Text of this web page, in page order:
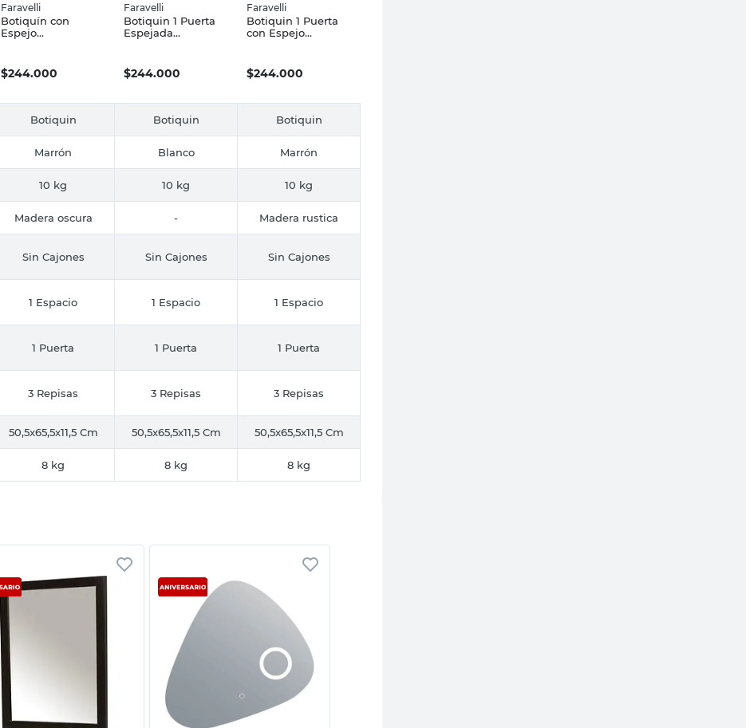
Faravelli
Botiquín con
Espejo
EABOTPAM
Faravelli
$244.000
Faravelli
Botiquin 1 Puerta
Espejada
EABOTBCO
Faravelli
$244.000
Faravelli
Botiquin 1 Puerta
con Espejo
EABOTBOS
Faravelli
$244.000
Botiquin Botiquin Botiquin
Marrón Blanco Marrón
10 kg 10 kg 10 kg
Madera oscura - Madera rustica
Sin Cajones Sin Cajones Sin Cajones
1 Espacio 1 Espacio 1 Espacio
1 Puerta 1 Puerta 1 Puerta
3 Repisas 3 Repisas 3 Repisas
50,5x65,5x11,5 Cm 50,5x65,5x11,5 Cm 50,5x65,5x11,5 Cm
8 kg 8 kg 8 kg
Vista rápida